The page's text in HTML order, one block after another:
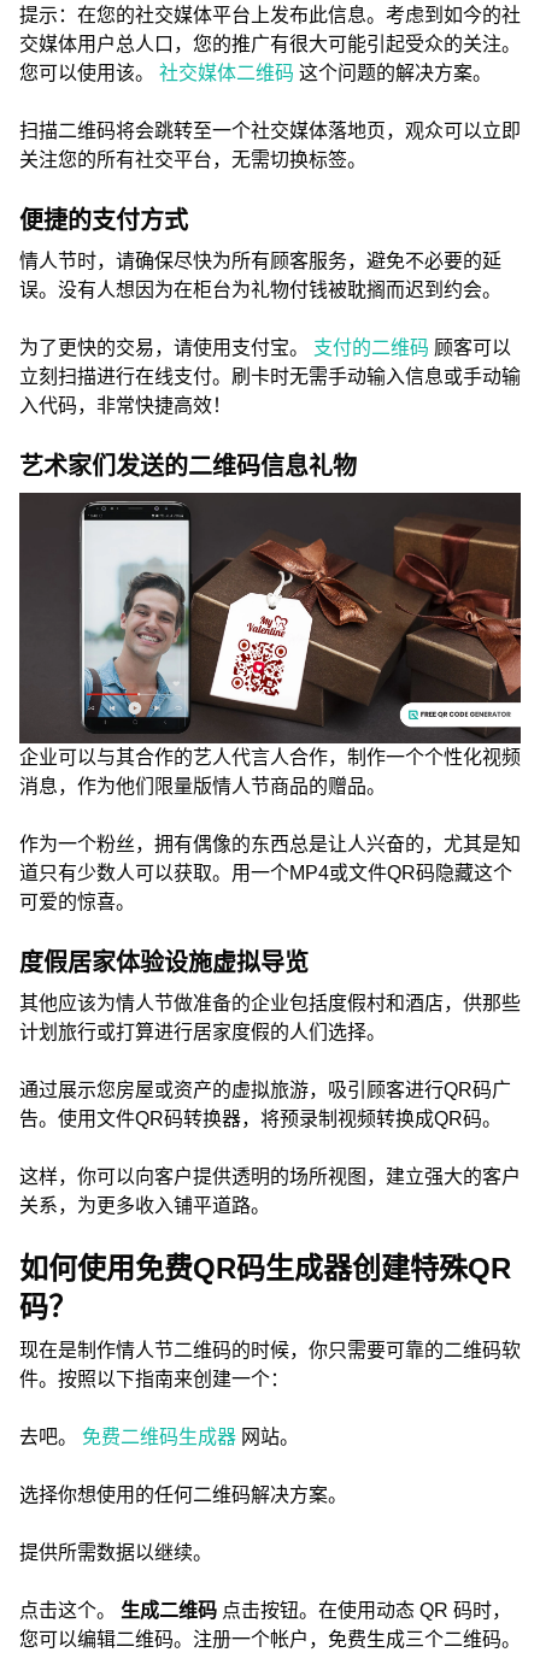
提示：在您的社交媒体平台上发布此信息。考虑到如今的社
交媒体用户总人口，您的推广有很大可能引起受众的关注。
您可以使用该。 社交媒体二维码 这个问题的解决方案。
扫描二维码将会跳转至一个社交媒体落地页，观众可以立即
关注您的所有社交平台，无需切换标签。
便捷的支付方式
情人节时，请确保尽快为所有顾客服务，避免不必要的延
误。没有人想因为在柜台为礼物付钱被耽搁而迟到约会。
为了更快的交易，请使用支付宝。 支付的二维码 顾客可以
立刻扫描进行在线支付。刷卡时无需手动输入信息或手动输
入代码，非常快捷高效！
艺术家们发送的二维码信息礼物
企业可以与其合作的艺人代言人合作，制作一个个性化视频
消息，作为他们限量版情人节商品的赠品。
作为一个粉丝，拥有偶像的东西总是让人兴奋的，尤其是知
道只有少数人可以获取。用一个MP4或文件QR码隐藏这个
可爱的惊喜。
度假居家体验设施虚拟导览
其他应该为情人节做准备的企业包括度假村和酒店，供那些
计划旅行或打算进行居家度假的人们选择。
通过展示您房屋或资产的虚拟旅游，吸引顾客进行QR码广
告。使用文件QR码转换器，将预录制视频转换成QR码。
这样，你可以向客户提供透明的场所视图，建立强大的客户
关系，为更多收入铺平道路。
如何使用免费QR码生成器创建特殊QR
码？
现在是制作情人节二维码的时候，你只需要可靠的二维码软
件。按照以下指南来创建一个：
去吧。 免费二维码生成器 网站。
选择你想使用的任何二维码解决方案。
提供所需数据以继续。
点击这个。 生成二维码 点击按钮。在使用动态 QR 码时，
您可以编辑二维码。注册一个帐户，免费生成三个二维码。